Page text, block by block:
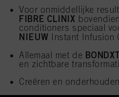
Voor onmiddellijke
FIBRE CLINIX
conditioners speciaal
NIEUW Instant Infusion
Allemaal met de
en zichtbare
Creëren en